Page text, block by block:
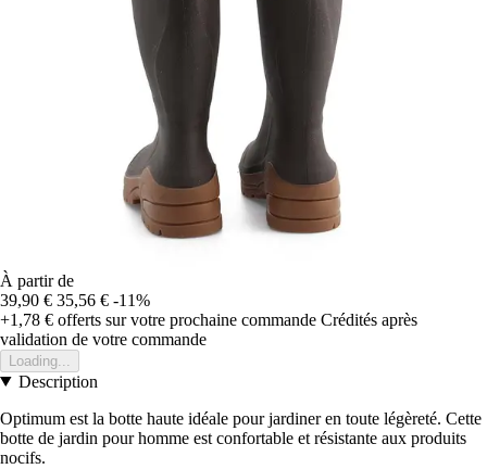
À partir de
39,90 € 35,56 € -11%
+1,78 € offerts sur votre prochaine commande Crédités après
validation de votre commande
Loading...
Description
Optimum est la botte haute idéale pour jardiner en toute légèreté. Cette
botte de jardin pour homme est confortable et résistante aux produits
nocifs.